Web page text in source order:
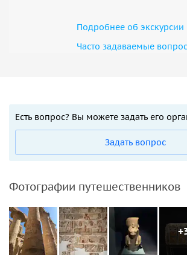
Подробнее об экскурсии
Часто задаваемые
Есть вопрос? Вы можете задать его
Задать вопрос
Фотографии путешественников